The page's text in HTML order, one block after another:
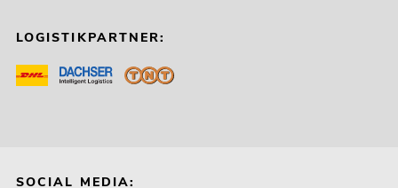
LOGISTIKPARTNER:
SOCIAL MEDIA: